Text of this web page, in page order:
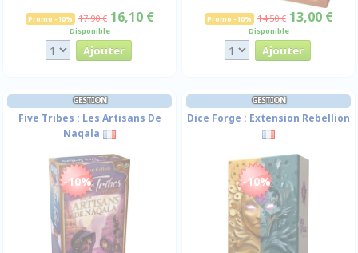
Promo -10% 17,90 € 16,10 €
Disponible
Promo -10% 14,50 € 13,00 €
Disponible
GESTION
Five Tribes : Les Artisans De
Naqala
-10%
GESTION
Dice Forge : Extension Rebellion
-10%